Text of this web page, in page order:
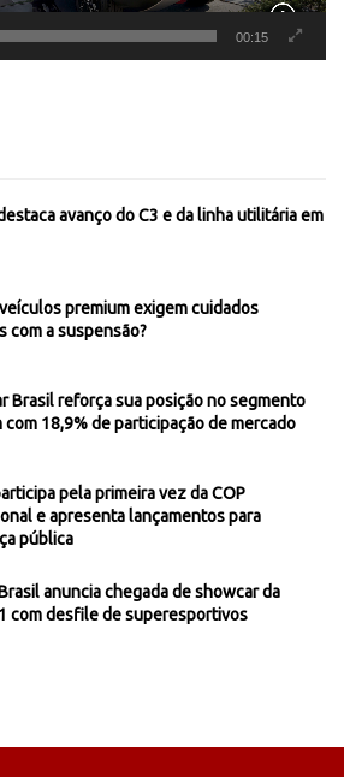
00:15
avanço do C3 e da linha utilitária em
premium exigem cuidados
com a suspensão?
Brasil reforça sua posição no segmento
com 18,9% de participação de mercado
pela primeira vez da COP
e apresenta lançamentos para
pública
anuncia chegada de showcar da
com desfile de superesportivos